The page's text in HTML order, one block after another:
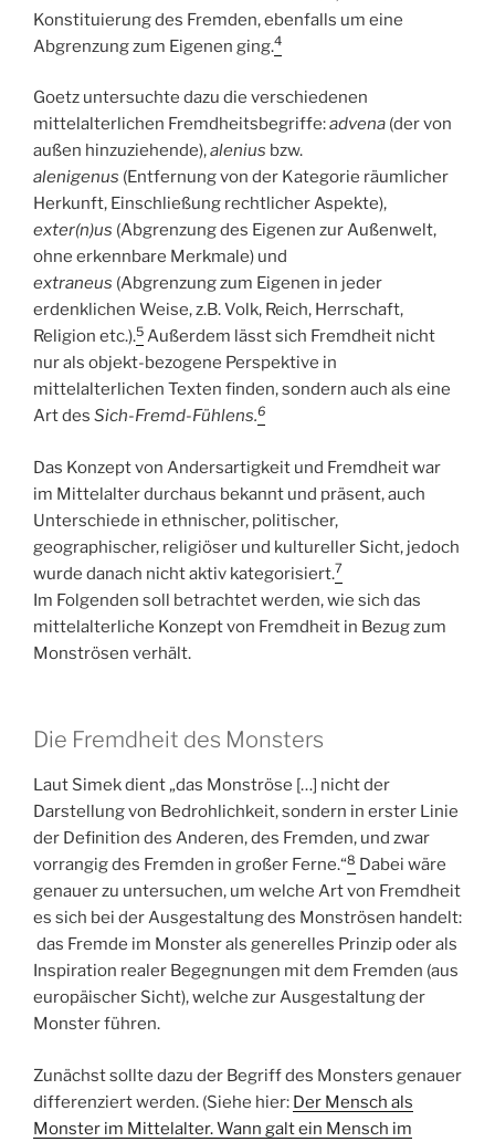
Konstituierung des Fremden, ebenfalls um eine
Abgrenzung zum Eigenen ging.4
Goetz untersuchte dazu die verschiedenen
mittelalterlichen Fremdheitsbegriffe:advena (der von
außen hinzuziehende),alenius bzw.
alenigenus (Entfernung von der Kategorie räumlicher
Herkunft, Einschließung rechtlicher Aspekte),
exter(n)us (Abgrenzung des Eigenen zur Außenwelt,
ohne erkennbare Merkmale) und
extraneus (Abgrenzung zum Eigenen in jeder
erdenklichen Weise, z.B. Volk, Reich, Herrschaft,
Religion etc.).5 Außerdem lässt sich Fremdheit nicht
nur als objekt-bezogene Perspektive in
mittelalterlichen Texten finden, sondern auch als eine
Art des Sich-Fremd-Fühlens.6
Das Konzept von Andersartigkeit und Fremdheit war
im Mittelalter durchaus bekannt und präsent, auch
Unterschiede in ethnischer, politischer,
geographischer, religiöser und kultureller Sicht, jedoch
wurde danach nicht aktiv kategorisiert.7
Im Folgenden soll betrachtet werden, wie sich das
mittelalterliche Konzept von Fremdheit in Bezug zum
Monströsen verhält.
Die Fremdheit des Monsters
Laut Simek dient „das Monströse […] nicht der
Darstellung von Bedrohlichkeit, sondern in erster Linie
der Definition des Anderen, des Fremden, und zwar
vorrangig des Fremden in großer Ferne.“8 Dabei wäre
genauer zu untersuchen, um welche Art von Fremdheit
es sich bei der Ausgestaltung des Monströsen handelt:
das Fremde im Monster als generelles Prinzip oder als
Inspiration realer Begegnungen mit dem Fremden (aus
europäischer Sicht), welche zur Ausgestaltung der
Monster führen.
Zunächst sollte dazu der Begriff des Monsters genauer
differenziert werden. (Siehe hier: Der Mensch als
Monster im Mittelalter. Wann galt ein Mensch im